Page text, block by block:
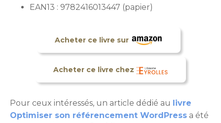
EAN13 : 9782416013447 (papier)
Acheter ce livre sur
Acheter ce livre chez
Pour ceux intéressés, un article dédié au
livre
Optimiser son référencement WordPress a été